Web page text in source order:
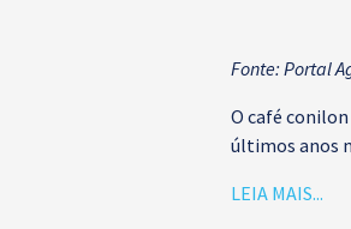
Fonte: Portal
O café
últimos anos
LEIA MAIS...